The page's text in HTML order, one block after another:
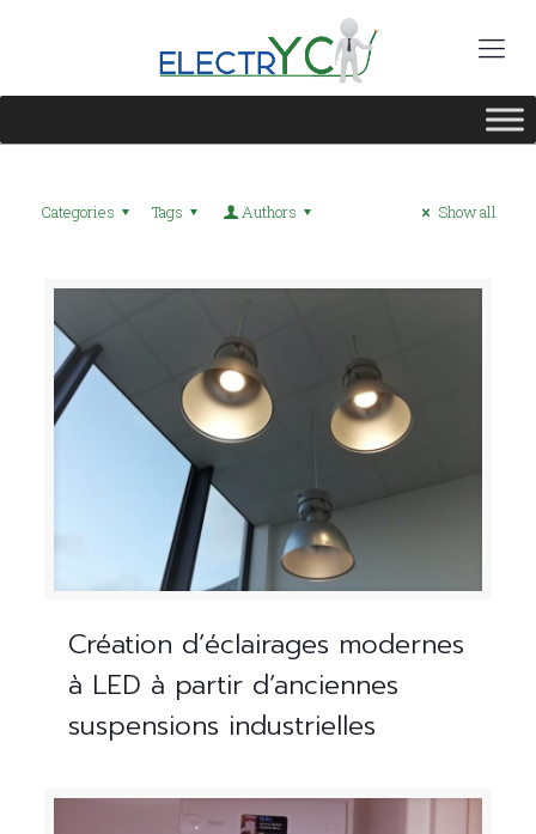
Categories Tags Authors Show all
Création d’éclairages modernes
à LED à partir d’anciennes
suspensions industrielles